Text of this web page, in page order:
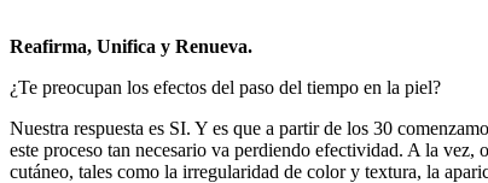
Reafirma, Unifica y Renueva.
¿Te preocupan los efectos del paso del tiempo en la piel?
Nuestra respuesta es SI. Y es que a partir de los 30
este proceso tan necesario va perdiendo efectividad. A la
cutáneo, tales como la irregularidad de color y textura, la